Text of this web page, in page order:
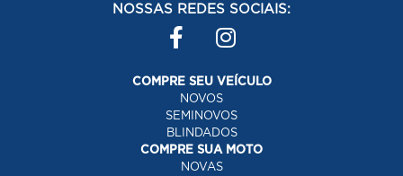
NOSSAS REDES SOCIAIS:
COMPRE SEU VEÍCULO
NOVOS
SEMINOVOS
BLINDADOS
COMPRE SUA MOTO
NOVAS